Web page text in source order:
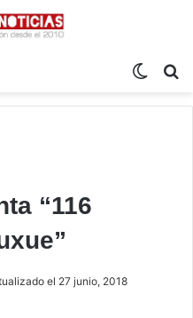
“116
el 27 junio, 2018